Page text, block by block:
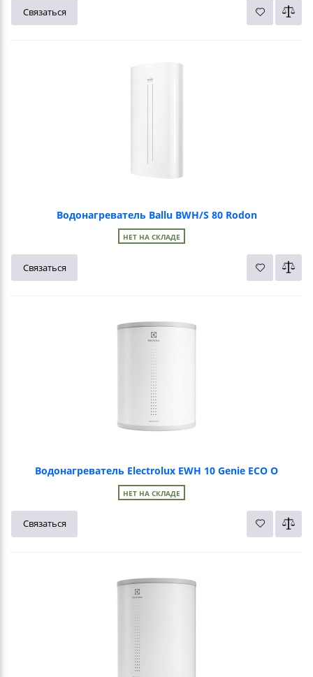
Связаться
Водонагреватель Ballu BWH/S 80 Rodon
НЕТ НА СКЛАДЕ
Связаться
Водонагреватель Electrolux EWH 10 Genie ECO O
НЕТ НА СКЛАДЕ
Связаться